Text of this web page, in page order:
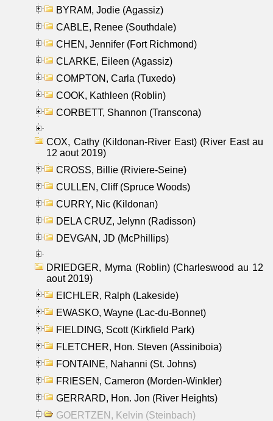
BYRAM, Jodie (Agassiz)
CABLE, Renee (Southdale)
CHEN, Jennifer (Fort Richmond)
CLARKE, Eileen (Agassiz)
COMPTON, Carla (Tuxedo)
COOK, Kathleen (Roblin)
CORBETT, Shannon (Transcona)
COX, Cathy (Kildonan-River East) (River East au
12 aout 2019)
CROSS, Billie (Riviere-Seine)
CULLEN, Cliff (Spruce Woods)
CURRY, Nic (Kildonan)
DELA CRUZ, Jelynn (Radisson)
DEVGAN, JD (McPhillips)
DRIEDGER, Myrna (Roblin) (Charleswood au 12
aout 2019)
EICHLER, Ralph (Lakeside)
EWASKO, Wayne (Lac-du-Bonnet)
FIELDING, Scott (Kirkfield Park)
FLETCHER, Hon. Steven (Assiniboia)
FONTAINE, Nahanni (St. Johns)
FRIESEN, Cameron (Morden-Winkler)
GERRARD, Hon. Jon (River Heights)
GOERTZEN, Kelvin (Steinbach)